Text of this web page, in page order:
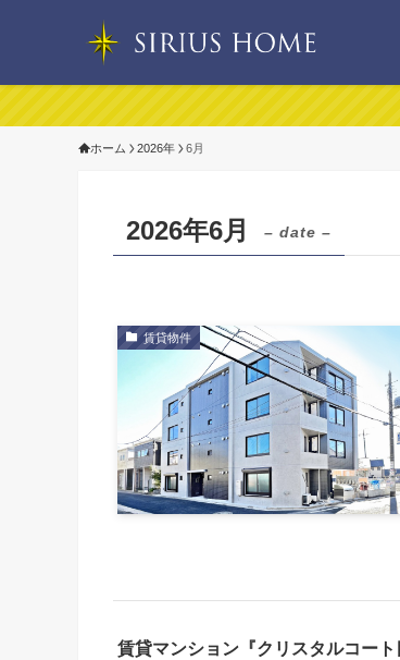
ホーム 2026年 6月
2026年6月 – date –
賃貸物件
賃貸マンション『クリスタルコート